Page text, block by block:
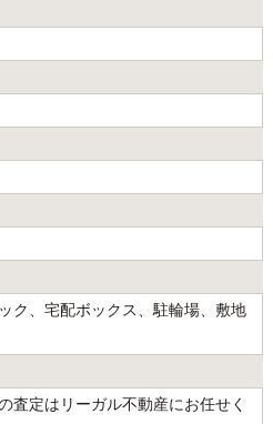
ク、宅配ボックス、駐輪場、敷地
査定はリーガル不動産にお任せく